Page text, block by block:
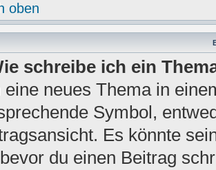
oben
schreibe ich ein
eine neues Thema in
Symbol,
Es könnte
du einen Beitrag